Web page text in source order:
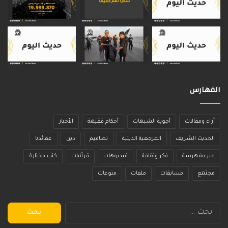
الفهارس
آراء ومقالات أجوبة الشبهات أحكام فقيهة الأخبار
الحديث الشريف المرجعية الدينية تصاميم دين عقائدنا
غير مفهرسة فكر وثقافة فيديوهات قرآنيات كتب مختارة
مجتمع مسابقات ملفات منوعات
البحث